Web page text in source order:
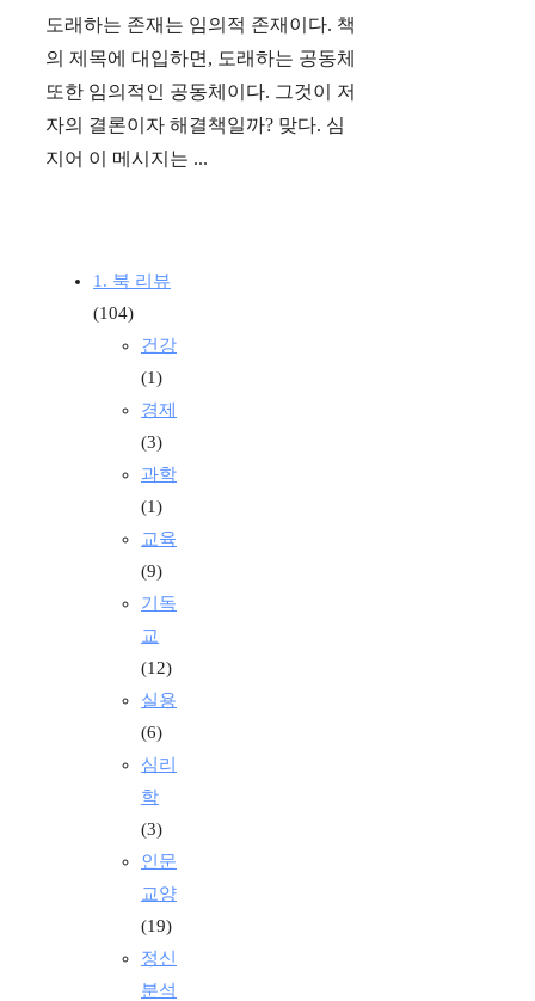
도래하는 존재는 임의적 존재이다. 책
의 제목에 대입하면, 도래하는 공동체
또한 임의적인 공동체이다. 그것이 저
자의 결론이자 해결책일까? 맞다. 심
지어 이 메시지는 ...
1. 북 리뷰
(104)
건강
(1)
경제
(3)
과학
(1)
교육
(9)
기독
교
(12)
실용
(6)
심리
학
(3)
인문
교양
(19)
정신
분석